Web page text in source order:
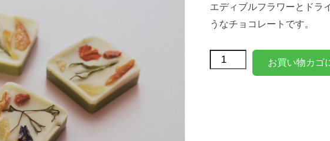
エディブルフラワーとドラ
うなチョコレートです。
お買い物カゴ